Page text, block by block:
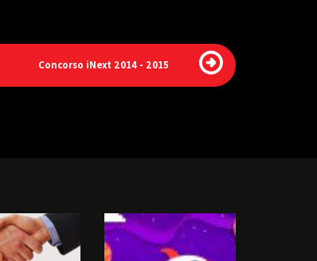
Concorso iNext 2014 - 2015